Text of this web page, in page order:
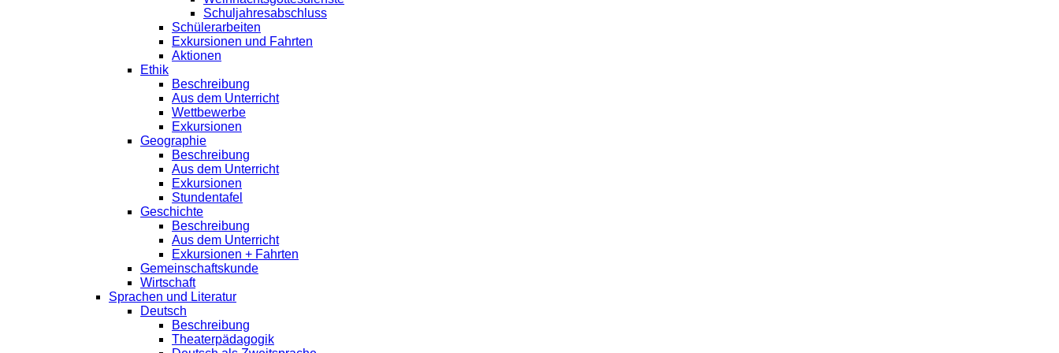
Schuljahresabschluss
Schülerarbeiten
Exkursionen und Fahrten
Aktionen
Ethik
Beschreibung
Aus dem Unterricht
Wettbewerbe
Exkursionen
Geographie
Beschreibung
Aus dem Unterricht
Exkursionen
Stundentafel
Geschichte
Beschreibung
Aus dem Unterricht
Exkursionen + Fahrten
Gemeinschaftskunde
Wirtschaft
Sprachen und Literatur
Deutsch
Beschreibung
Theaterpädagogik